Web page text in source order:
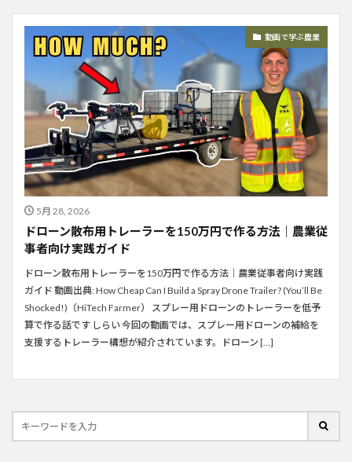
動画で学ぶ農業
5月 28, 2026
ドローン散布用トレーラーを150万円で作る方法｜農業従
事者向け実践ガイド
ドローン散布用トレーラーを150万円で作る方法｜農業従事者向け実践
ガイド 動画出典: How Cheap Can I Build a Spray Drone Trailer? (You’ll Be
Shocked!)（HiTech Farmer） スプレー用ドローンのトレーラーを低予
算で作る話です しらい 今回の動画では、スプレー用ドローンの補給を
支援するトレーラー構想が紹介されています。ドローン […]